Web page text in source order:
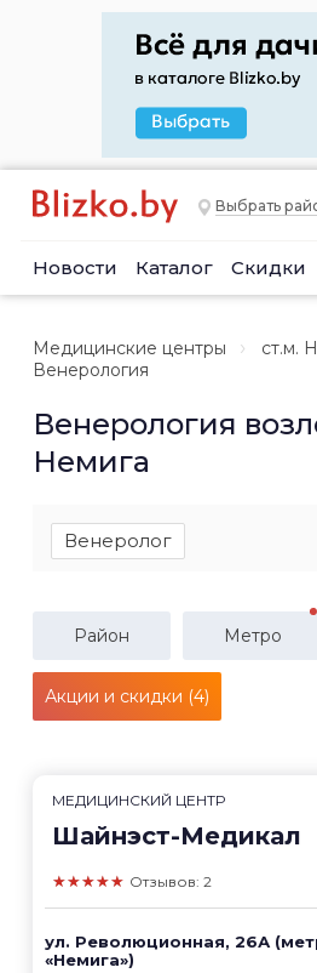
Выбрать
Новости Каталог Скидки
Медицинские центры
ст.м.
Венерология
Венерология
Немига
Венеролог
Район Метро
Акции и скидки (4)
МЕДИЦИНСКИЙ ЦЕНТР
Шайнэст-Медикал
★★★★★ Отзывов: 2
ул. Революционная, 26А
«Немига»)